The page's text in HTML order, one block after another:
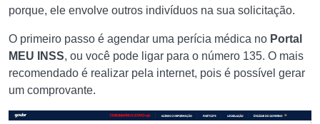
porque, ele envolve outros indivíduos na sua solicitação.
O primeiro passo é agendar uma perícia médica no Portal
MEU INSS, ou você pode ligar para o número 135. O mais
recomendado é realizar pela internet, pois é possível gerar
um comprovante.